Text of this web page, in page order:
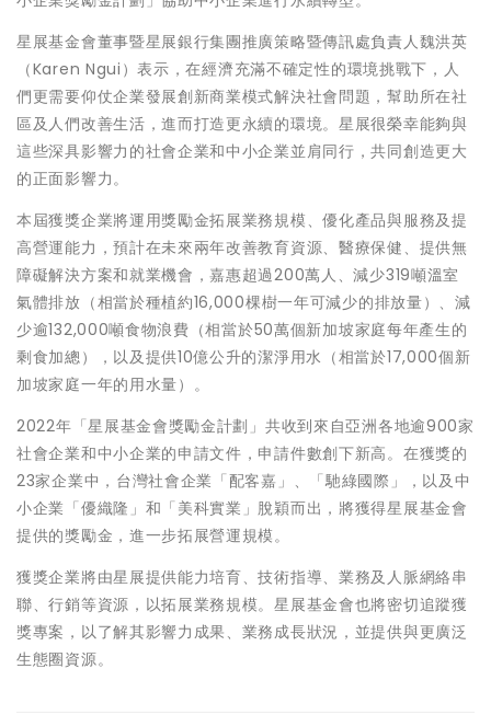
星展基金會董事暨星展銀行集團推廣策略暨傳訊處負責人魏洪英
（Karen Ngui）表示，在經濟充滿不確定性的環境挑戰下，人
們更需要仰仗企業發展創新商業模式解決社會問題，幫助所在社
區及人們改善生活，進而打造更永續的環境。星展很榮幸能夠與
這些深具影響力的社會企業和中小企業並肩同行，共同創造更大
的正面影響力。
本屆獲獎企業將運用獎勵金拓展業務規模、優化產品與服務及提
高營運能力，預計在未來兩年改善教育資源、醫療保健、提供無
障礙解決方案和就業機會，嘉惠超過200萬人、減少319噸溫室
氣體排放（相當於種植約16,000棵樹一年可減少的排放量）、減
少逾132,000噸食物浪費（相當於50萬個新加坡家庭每年產生的
剩食加總），以及提供10億公升的潔淨用水（相當於17,000個新
加坡家庭一年的用水量）。
2022年「星展基金會獎勵金計劃」共收到來自亞洲各地逾900家
社會企業和中小企業的申請文件，申請件數創下新高。在獲獎的
23家企業中，台灣社會企業「配客嘉」、「馳綠國際」，以及中
小企業「優織隆」和「美科實業」脫穎而出，將獲得星展基金會
提供的獎勵金，進一步拓展營運規模。
獲獎企業將由星展提供能力培育、技術指導、業務及人脈網絡串
聯、行銷等資源，以拓展業務規模。星展基金會也將密切追蹤獲
獎專案，以了解其影響力成果、業務成長狀況，並提供與更廣泛
生態圈資源。